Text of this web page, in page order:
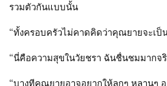
รวมตัวกันแบบนั้น
“ทั้งครอบครัวไม่คาดคิดว่าคุณยายจะเป็
“นี่คือความสุขในวัยชรา ฉันชื่นชมมากจริ
“บางทีคุณยายอาจอยากให้ลูกๆ หลานๆ